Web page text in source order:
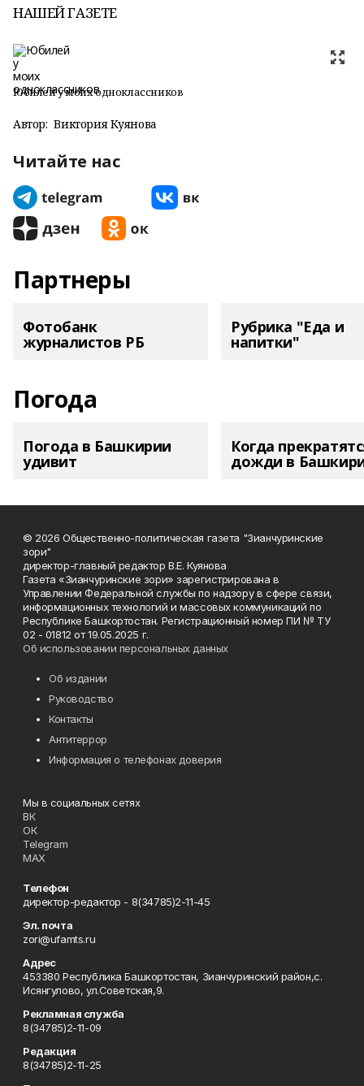
НАШЕЙ ГАЗЕТЕ
Юбилей у моих одноклассников
Автор: Виктория Куянова
Читайте нас
Партнеры
Фотобанк
журналистов РБ
Рубрика "Еда и
напитки"
Погода
Погода в Башкирии
удивит
Когда
дожди в
© 2026 Общественно-политическая газета "Зианчуринские
зори"
директор-главный редактор В.Е. Куянова
Газета «Зианчуринские зори» зарегистрирована в
Управлении Федеральной службы по надзору в сфере связи,
информационных технологий и массовых коммуникаций по
Республике Башкортостан. Регистрационный номер ПИ № ТУ
02 - 01812 от 19.05.2025 г.
Об использовании персональных данных
Об издании
Руководство
Контакты
Антитеррор
Информация о телефонах доверия
Мы в социальных сетях
ВК
ОК
Telegram
MAX
Телефон
директор-редактор - 8(34785)2-11-45
Эл. почта
zori@ufamts.ru
Адрес
453380 Республика Башкортостан, Зианчуринский район,с.
Исянгулово, ул.Советская,9.
Рекламная служба
8(34785)2-11-09
Редакция
8(34785)2-11-25